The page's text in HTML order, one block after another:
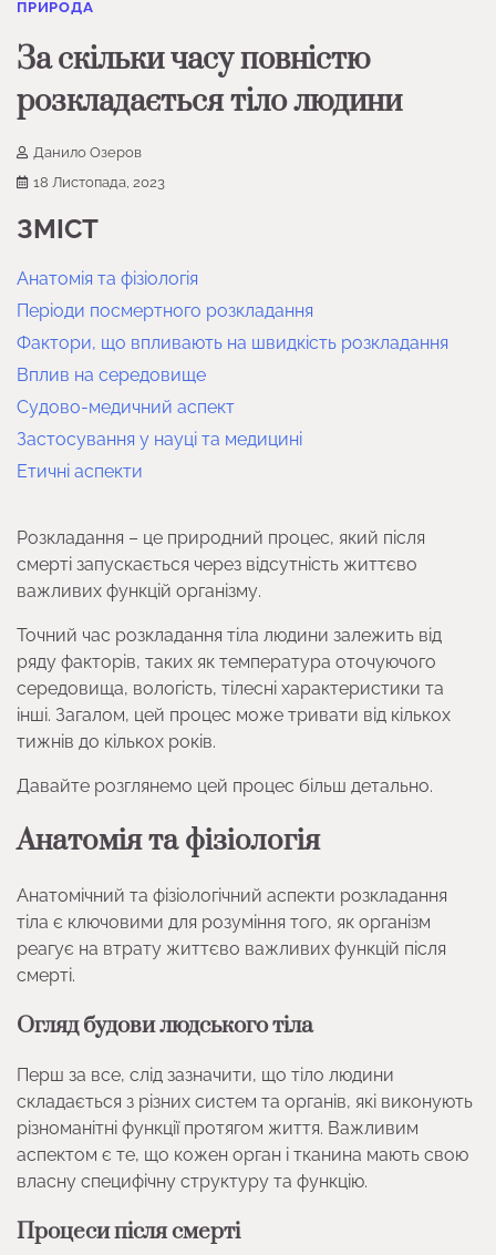
ПРИРОДА
За скільки часу повністю
розкладається тіло людини
Данило Озеров
18 Листопада, 2023
ЗМІСТ
Анатомія та фізіологія
Періоди посмертного розкладання
Фактори, що впливають на швидкість розкладання
Вплив на середовище
Судово-медичний аспект
Застосування у науці та медицині
Етичні аспекти
Розкладання – це природний процес, який після
смерті запускається через відсутність життєво
важливих функцій організму.
Точний час розкладання тіла людини залежить від
ряду факторів, таких як температура оточуючого
середовища, вологість, тілесні характеристики та
інші. Загалом, цей процес може тривати від кількох
тижнів до кількох років.
Давайте розглянемо цей процес більш детально.
Анатомія та фізіологія
Анатомічний та фізіологічний аспекти розкладання
тіла є ключовими для розуміння того, як організм
реагує на втрату життєво важливих функцій після
смерті.
Огляд будови людського тіла
Перш за все, слід зазначити, що тіло людини
складається з різних систем та органів, які виконують
різноманітні функції протягом життя. Важливим
аспектом є те, що кожен орган і тканина мають свою
власну специфічну структуру та функцію.
Процеси після смерті